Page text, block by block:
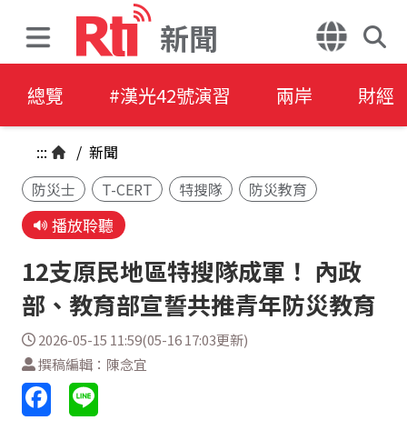
新聞
總覽 #漢光42號演習 兩岸 財經
::: / 新聞
防災士
T-CERT 特搜隊 防災教育
播放聆聽
12支原民地區特搜隊成軍！ 內政
部、教育部宣誓共推青年防災教育
2026-05-15 11:59(05-16 17:03更新)
撰稿編輯：陳念宜